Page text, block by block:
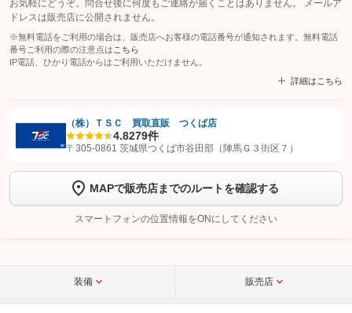
お気軽にどうぞ。問合せ後に何度もご連絡が届くことはありません。 メールア
ドレスは販売店に公開されません。
※無料電話をご利用の場合は、販売店へお客様の電話番号が通知されます。無料電話
番号ご利用の際の注意点は こちら
IP電話、ひかり電話からはご利用いただけません。
詳細はこちら
【STEP1】
認証画面でグーネットを友だち追加してから「許可する」ボタンを押
トーク画面で
ボタンをタップして問い合わせを
完了してください。
こちら
（株）ＴＳＣ 買取直販 つくば店
4.8279件
〒305-0861 茨城県つくば市谷田部（陣馬Ｇ３街区７）
MAPで販売店までのルートを確認する
スマートフォンの位置情報をONにしてください
装備 販売店